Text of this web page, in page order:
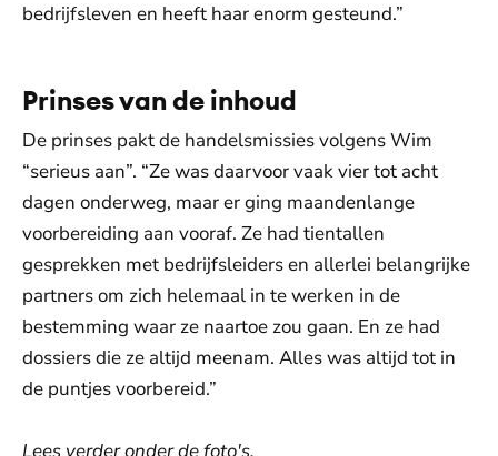
bedrijfsleven en heeft haar enorm gesteund.”
Prinses van de inhoud
De prinses pakt de handelsmissies volgens Wim
“serieus aan”. “Ze was daarvoor vaak vier tot acht
dagen onderweg, maar er ging maandenlange
voorbereiding aan vooraf. Ze had tientallen
gesprekken met bedrijfsleiders en allerlei belangrijke
partners om zich helemaal in te werken in de
bestemming waar ze naartoe zou gaan. En ze had
dossiers die ze altijd meenam. Alles was altijd tot in
de puntjes voorbereid.”